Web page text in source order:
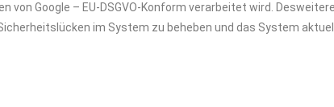
von Google – EU-DSGVO-Konform verarbeitet wird.
im System zu beheben und das System